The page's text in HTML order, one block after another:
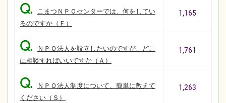
Q. こまつＮＰＯセンターでは、何をしてい
るのですか（Ｆ）
1,165
Q.
ＮＰＯ法人を設立したいのですが、どこ
に相談すればいいですか（Ａ）
1,761
Q.
ＮＰＯ法人制度について、簡単に教えて
ください（Ｓ）
1,263